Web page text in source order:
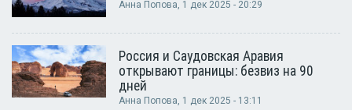
Анна Попова, 1 дек 2025 - 20:29
Россия и Саудовская Аравия
открывают границы: безвиз на 90
дней
Анна Попова , 1 дек 2025 - 13:11